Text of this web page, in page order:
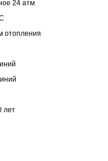
24 атм
отопления
лет